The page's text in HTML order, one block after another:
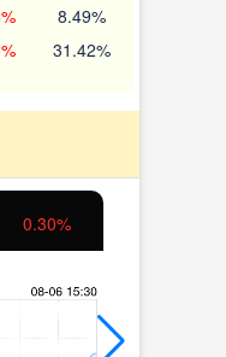
8.49%
31.42%
0.30%